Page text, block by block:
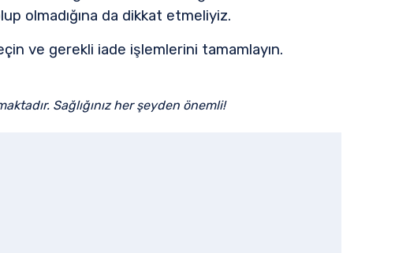
olmadığına da dikkat etmeliyiz.
ve gerekli iade işlemlerini tamamlayın.
Sağlığınız her şeyden önemli!